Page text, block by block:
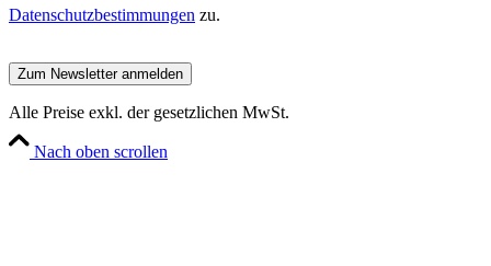
Datenschutzbestimmungen zu.
Alle Preise exkl. der gesetzlichen MwSt.
Nach oben scrollen